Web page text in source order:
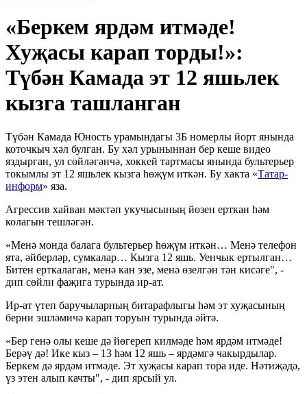
«Беркем ярдәм итмәде!
Хуҗасы карап торды!»:
Түбән Камада эт 12 яшьлек
кызга ташланган
Түбән Камада Юность урамындагы 3Б номерлы йорт янында
коточкыч хәл булган. Бу хәл урыныннан бер кеше видео
яздырган, ул сөйләгәнчә, хоккей тартмасы янында бультерьер
токымлы эт 12 яшьлек кызга һөҗүм иткән. Бу хакта «Татар-
информ» яза.
Агрессив хайван мәктәп укучысының йөзен ерткан һәм
колагын тешләгән.
«Менә монда балага бультерьер һөҗүм иткән… Менә телефон
ята, әйберләр, сумкалар… Кызга 12 яшь. Уенчык ертылган…
Битен ерткалаган, менә кан эзе, менә өзелгән тән кисәге", -
дип сөйли фаҗига турында ир-ат.
Ир-ат үтеп баручыларның битарафлыгы һәм эт хуҗасының
берни эшләмичә карап торуын турында әйтә.
«Бер генә олы кеше дә йөгереп килмәде һәм ярдәм итмәде!
Берәү дә! Ике кыз – 13 һәм 12 яшь – ярдәмгә чакырдылар.
Беркем дә ярдәм итмәде. Эт хуҗасы карап тора иде. Нәтиҗәдә,
үз этен алып качты", - дип ярсый ул.